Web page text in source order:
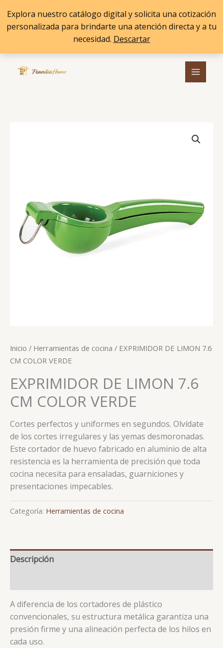
Explora nuestro catálogo digital y solicita una cotización
personalizada para brindarte una atención directa y a tu
necesidad. Descartar
contenido
Inicio / Herramientas de cocina / EXPRIMIDOR DE LIMON 7.6
CM COLOR VERDE
EXPRIMIDOR DE LIMON 7.6
CM COLOR VERDE
Cortes perfectos y uniformes en segundos. Olvídate
de los cortes irregulares y las yemas desmoronadas.
Este cortador de huevo fabricado en aluminio de alta
resistencia es la herramienta de precisión que toda
cocina necesita para ensaladas, guarniciones y
presentaciones impecables.
Categoría: Herramientas de cocina
Descripción
A diferencia de los cortadores de plástico
convencionales, su estructura metálica garantiza una
presión firme y una alineación perfecta de los hilos en
cada uso.